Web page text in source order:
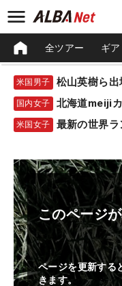
全ツアー ギア
米国男子
国内女子 北海道meiji
米国女子 最新の世界
このページ
ページを更新する
きます。